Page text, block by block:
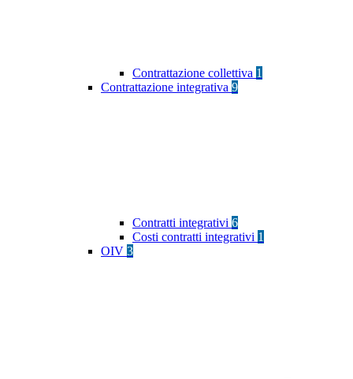
Contrattazione collettiva 1
Contrattazione integrativa 9
Contratti integrativi 6
Costi contratti integrativi 1
OIV 3